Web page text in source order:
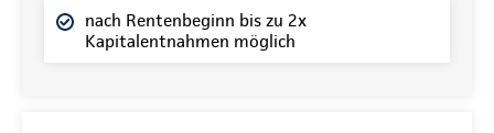
nach Rentenbeginn bis zu 2x
Kapitalentnahmen möglich